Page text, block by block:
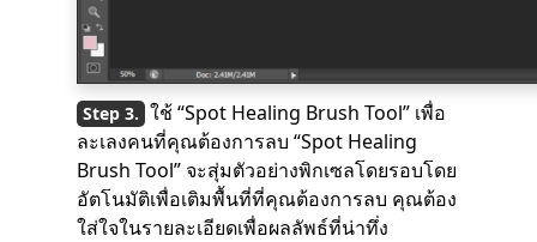
ใช้ “Spot Healing Brush Tool” เพื่อ
ละเลงคนที่คุณต้องการลบ “Spot Healing
Brush Tool” จะสุ่มตัวอย่างพิกเซลโดยรอบโดย
อัตโนมัติเพื่อเติมพื้นที่ที่คุณต้องการลบ คุณต้อง
ใส่ใจในรายละเอียดเพื่อผลลัพธ์ที่น่าทึ่ง